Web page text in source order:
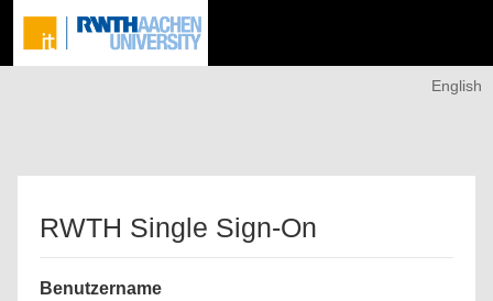
English
RWTH Single Sign-On
Benutzername